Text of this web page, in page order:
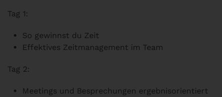
Tag 1:
So gewinnst du Zeit
Effektives Zeitmanagement im Team
Tag 2:
Meetings und Besprechungen ergebnisorientiert